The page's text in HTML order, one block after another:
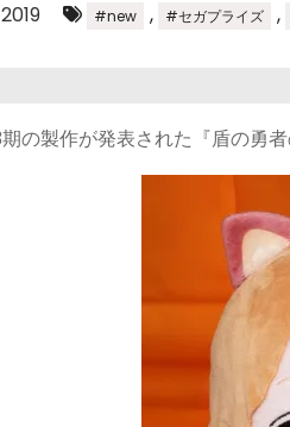
#new , #セガプライズ ,
の製作が発表された『盾の勇